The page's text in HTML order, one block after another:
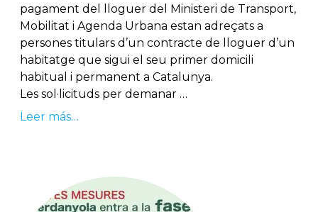
pagament del lloguer del Ministeri de Transport,
Mobilitat i Agenda Urbana estan adreçats a
persones titulars d’un contracte de lloguer d’un
habitatge que sigui el seu primer domicili
habitual i permanent a Catalunya.
Les sol·licituds per demanar …
Leer más…